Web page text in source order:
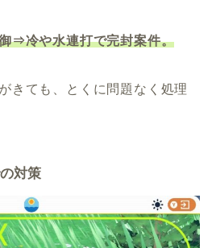
⇒冷や水連打で完封案件。
きても、とくに問題なく処理
対策